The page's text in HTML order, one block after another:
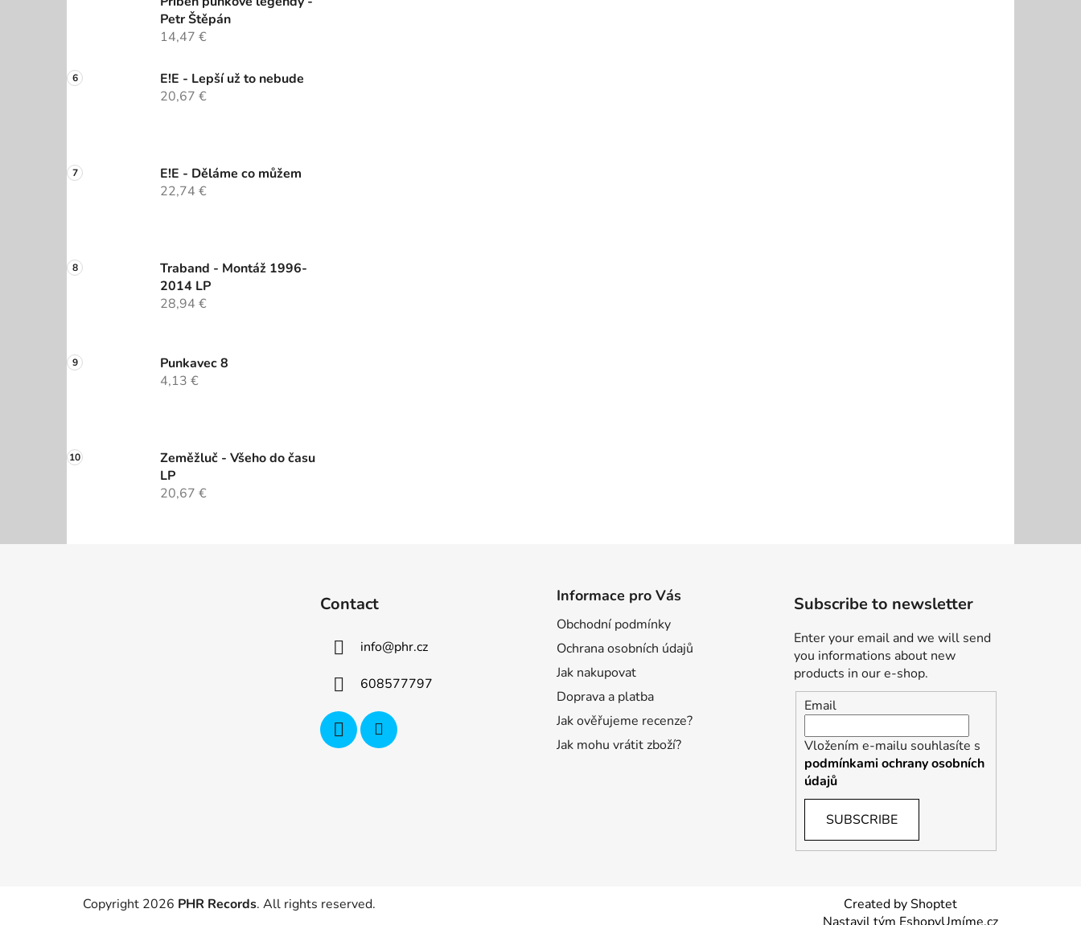
Petr Štěpán
14,47 €
E!E - Lepší už to nebude
20,67 €
E!E - Děláme co můžem
22,74 €
Traband - Montáž 1996-
2014 LP
28,94 €
Punkavec 8
4,13 €
Zeměžluč - Všeho do času
LP
20,67 €
Contact
info@phr.cz
608577797
Informace pro Vás
Obchodní podmínky
Ochrana osobních údajů
Jak nakupovat
Doprava a platba
Jak ověřujeme recenze?
Jak mohu vrátit zboží?
Subscribe to newsletter
Enter your email and we will send
you informations about new
products in our e-shop.
Email
Vložením e-mailu souhlasíte s
podmínkami ochrany osobních
údajů
SUBSCRIBE
Created by Shoptet
Copyright 2026 PHR Records. All rights reserved.